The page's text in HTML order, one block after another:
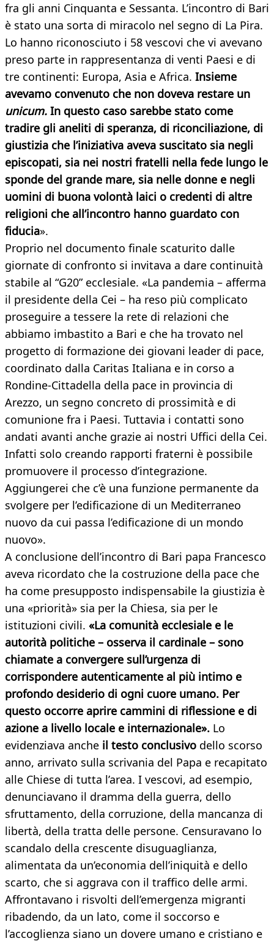
fra gli anni Cinquanta e Sessanta. L’incontro di Bari
è stato una sorta di miracolo nel segno di La Pira.
Lo hanno riconosciuto i 58 vescovi che vi avevano
preso parte in rappresentanza di venti Paesi e di
tre continenti: Europa, Asia e Africa. Insieme
avevamo convenuto che non doveva restare un
unicum. In questo caso sarebbe stato come
tradire gli aneliti di speranza, di riconciliazione, di
giustizia che l’iniziativa aveva suscitato sia negli
episcopati, sia nei nostri fratelli nella fede lungo le
sponde del grande mare, sia nelle donne e negli
uomini di buona volontà laici o credenti di altre
religioni che all’incontro hanno guardato con
fiducia».
Proprio nel documento finale scaturito dalle
giornate di confronto si invitava a dare continuità
stabile al “G20” ecclesiale. «La pandemia – afferma
il presidente della Cei – ha reso più complicato
proseguire a tessere la rete di relazioni che
abbiamo imbastito a Bari e che ha trovato nel
progetto di formazione dei giovani leader di pace,
coordinato dalla Caritas Italiana e in corso a
Rondine-Cittadella della pace in provincia di
Arezzo, un segno concreto di prossimità e di
comunione fra i Paesi. Tuttavia i contatti sono
andati avanti anche grazie ai nostri Uffici della Cei.
Infatti solo creando rapporti fraterni è possibile
promuovere il processo d’integrazione.
Aggiungerei che c’è una funzione permanente da
svolgere per l’edificazione di un Mediterraneo
nuovo da cui passa l’edificazione di un mondo
nuovo».
A conclusione dell’incontro di Bari papa Francesco
aveva ricordato che la costruzione della pace che
ha come presupposto indispensabile la giustizia è
una «priorità» sia per la Chiesa, sia per le
istituzioni civili. «La comunità ecclesiale e le
autorità politiche – osserva il cardinale – sono
chiamate a convergere sull’urgenza di
corrispondere autenticamente al più intimo e
profondo desiderio di ogni cuore umano. Per
questo occorre aprire cammini di riflessione e di
azione a livello locale e internazionale». Lo
evidenziava anche il testo conclusivo dello scorso
anno, arrivato sulla scrivania del Papa e recapitato
alle Chiese di tutta l’area. I vescovi, ad esempio,
denunciavano il dramma della guerra, dello
sfruttamento, della corruzione, della mancanza di
libertà, della tratta delle persone. Censuravano lo
scandalo della crescente disuguaglianza,
alimentata da un’economia dell’iniquità e dello
scarto, che si aggrava con il traffico delle armi.
Affrontavano i risvolti dell’emergenza migranti
ribadendo, da un lato, come il soccorso e
l’accoglienza siano un dovere umano e cristiano e